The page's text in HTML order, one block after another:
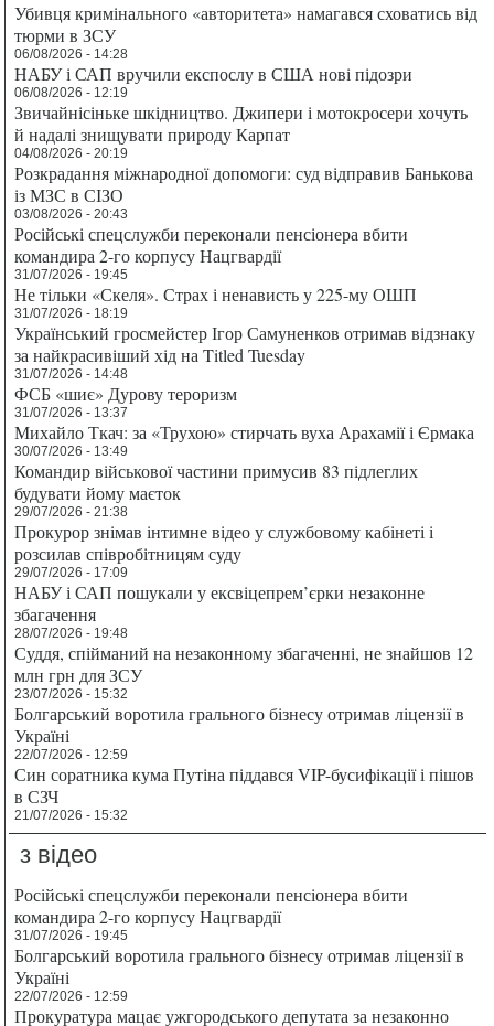
Убивця кримінального «авторитета» намагався сховатись від
тюрми в ЗСУ
06/08/2026 - 14:28
НАБУ і САП вручили експослу в США нові підозри
06/08/2026 - 12:19
Звичайнісіньке шкідництво. Джипери і мотокросери хочуть
й надалі знищувати природу Карпат
04/08/2026 - 20:19
Розкрадання міжнародної допомоги: суд відправив Банькова
із МЗС в СІЗО
03/08/2026 - 20:43
Російські спецслужби переконали пенсіонера вбити
командира 2-го корпусу Нацгвардії
31/07/2026 - 19:45
Не тільки «Скеля». Страх і ненависть у 225-му ОШП
31/07/2026 - 18:19
Український гросмейстер Ігор Самуненков отримав відзнаку
за найкрасивіший хід на Titled Tuesday
31/07/2026 - 14:48
ФСБ «шиє» Дурову тероризм
31/07/2026 - 13:37
Михайло Ткач: за «Трухою» стирчать вуха Арахамії і Єрмака
30/07/2026 - 13:49
Командир військової частини примусив 83 підлеглих
будувати йому маєток
29/07/2026 - 21:38
Прокурор знімав інтимне відео у службовому кабінеті і
розсилав співробітницям суду
29/07/2026 - 17:09
НАБУ і САП пошукали у ексвіцепрем’єрки незаконне
збагачення
28/07/2026 - 19:48
Суддя, спійманий на незаконному збагаченні, не знайшов 12
млн грн для ЗСУ
23/07/2026 - 15:32
Болгарський воротила грального бізнесу отримав ліцензії в
Україні
22/07/2026 - 12:59
Син соратника кума Путіна піддався VIP-бусифікації і пішов
в СЗЧ
21/07/2026 - 15:32
з відео
Російські спецслужби переконали пенсіонера вбити
командира 2-го корпусу Нацгвардії
31/07/2026 - 19:45
Болгарський воротила грального бізнесу отримав ліцензії в
Україні
22/07/2026 - 12:59
Прокуратура мацає ужгородського депутата за незаконно